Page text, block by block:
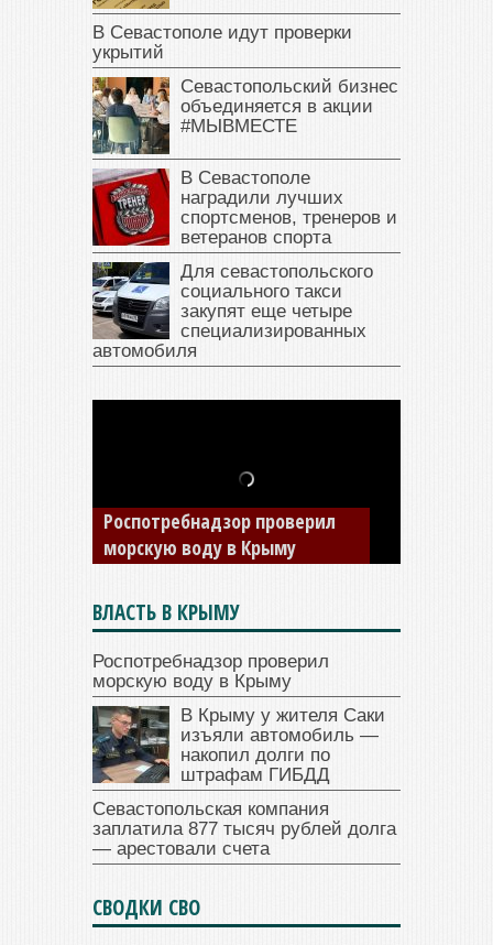
В Севастополе идут проверки
укрытий
Севастопольский бизнес
объединяется в акции
#МЫВМЕСТЕ
В Севастополе
наградили лучших
спортсменов, тренеров и
ветеранов спорта
Для севастопольского
социального такси
закупят еще четыре
специализированных
автомобиля
В Крыму у жителя Саки
изъяли автомобиль —
накопил долги по штрафам
ГИБДД
ВЛАСТЬ В КРЫМУ
Роспотребнадзор проверил
морскую воду в Крыму
В Крыму у жителя Саки
изъяли автомобиль —
накопил долги по
штрафам ГИБДД
Севастопольская компания
заплатила 877 тысяч рублей долга
— арестовали счета
СВОДКИ СВО